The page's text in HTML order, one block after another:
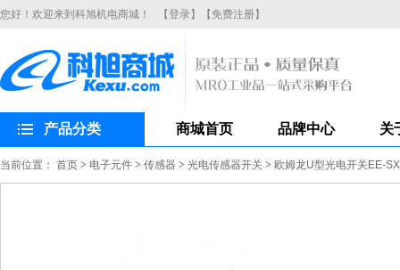
您好！欢迎来到科旭机电商城！ 【登录】 【免费注册】
产品分类 商城首页 品牌中心 关
当前位置： 首页 > 电子元件 > 传感器 > 光电传感器开关 > 欧姆龙U型光电开关EE-